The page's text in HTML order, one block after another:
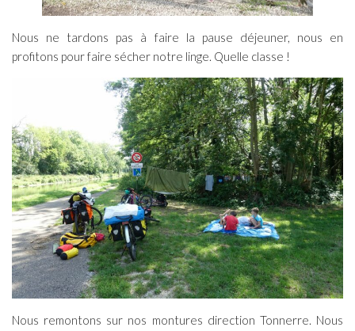
Nous ne tardons pas à faire la pause déjeuner, nous en
profitons pour faire sécher notre linge. Quelle classe !
Nous remontons sur nos montures direction Tonnerre. Nous